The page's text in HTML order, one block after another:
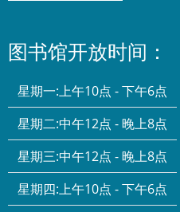
图书馆开放时间：
星期一:上午10点 - 下午6点
星期二:中午12点 - 晚上8点
星期三:中午12点 - 晚上8点
星期四:上午10点 - 下午6点